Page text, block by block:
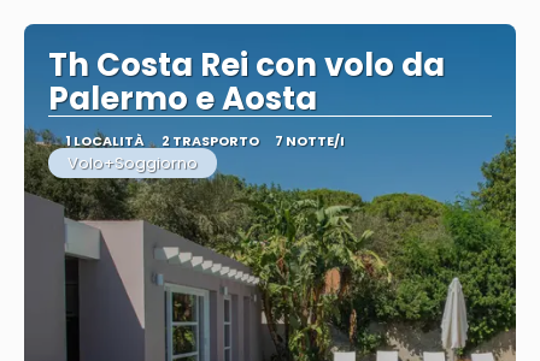
Th Costa Rei con volo da
Palermo e Aosta
1 LOCALITÀ 2 TRASPORTO 7 NOTTE/I
Volo+Soggiorno